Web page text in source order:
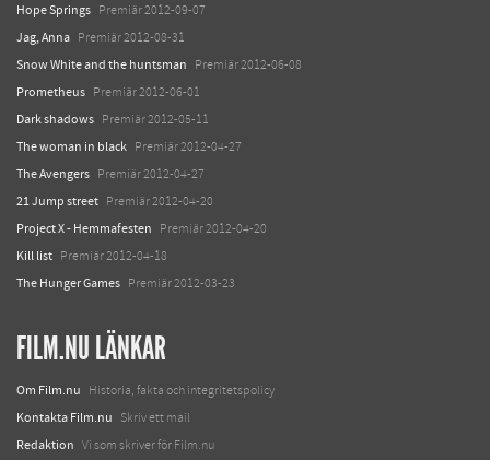
Hope Springs Premiär 2012-09-07
Jag, Anna Premiär 2012-08-31
Snow White and the huntsman Premiär 2012-06-08
Prometheus Premiär 2012-06-01
Dark shadows Premiär 2012-05-11
The woman in black Premiär 2012-04-27
The Avengers Premiär 2012-04-27
21 Jump street Premiär 2012-04-20
Project X - Hemmafesten Premiär 2012-04-20
Kill list Premiär 2012-04-18
The Hunger Games Premiär 2012-03-23
FILM.NU LÄNKAR
Om Film.nu Historia, fakta och integritetspolicy
Kontakta Film.nu Skriv ett mail
Redaktion Vi som skriver för Film.nu